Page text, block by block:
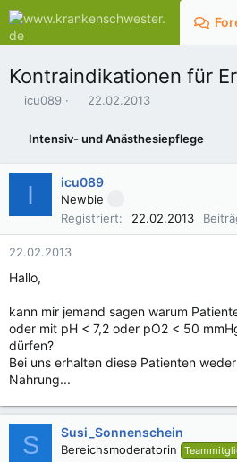
Kontraindikationen für
E
e
icu089
E
t
e
l
l
22.02.2013
Intensiv- und Anästhesiepflege
I icu089
Newbie
Registriert
22.02.2013
22.02.2013
Hallo,
kann mir jemand sagen warum
oder mit pH < 7,2 oder pO2 < 50
dürfen?
Bei uns erhalten diese Patienten
Nahrung...
S Susi_Sonnenschein
Bereichsmoderatorin